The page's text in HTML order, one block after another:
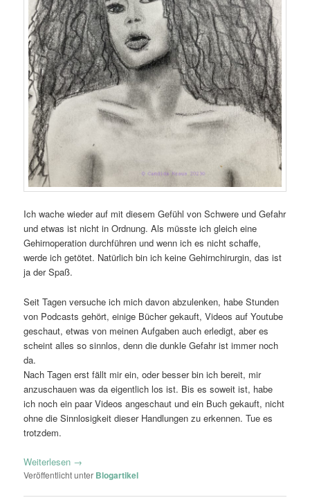
Ich wache wieder auf mit diesem Gefühl von Schwere und Gefahr
und etwas ist nicht in Ordnung. Als müsste ich gleich eine
Gehirnoperation durchführen und wenn ich es nicht schaffe,
werde ich getötet. Natürlich bin ich keine Gehirnchirurgin, das ist
ja der Spaß.
Seit Tagen versuche ich mich davon abzulenken, habe Stunden
von Podcasts gehört, einige Bücher gekauft, Videos auf Youtube
geschaut, etwas von meinen Aufgaben auch erledigt, aber es
scheint alles so sinnlos, denn die dunkle Gefahr ist immer noch
da.
Nach Tagen erst fällt mir ein, oder besser bin ich bereit, mir
anzuschauen was da eigentlich los ist. Bis es soweit ist, habe
ich noch ein paar Videos angeschaut und ein Buch gekauft, nicht
ohne die Sinnlosigkeit dieser Handlungen zu erkennen. Tue es
trotzdem.
Weiterlesen →
Veröffentlicht unter Blogartikel